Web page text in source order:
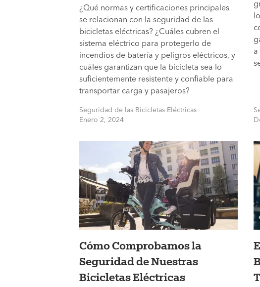
¿Qué normas y certificaciones principales
se relacionan con la seguridad de las
bicicletas eléctricas? ¿Cuáles cubren el
sistema eléctrico para protegerlo de
incendios de batería y peligros eléctricos, y
cuáles garantizan que la bicicleta sea lo
suficientemente resistente y confiable para
transportar carga y pasajeros?
Seguridad de las Bicicletas Eléctricas
Enero 2, 2024
a
Cómo Comprobamos la
Seguridad de Nuestras
Bicicletas Eléctricas